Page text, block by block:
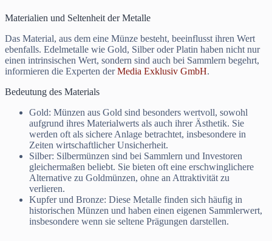
Materialien und Seltenheit der Metalle
Das Material, aus dem eine Münze besteht, beeinflusst ihren Wert
ebenfalls. Edelmetalle wie Gold, Silber oder Platin haben nicht nur
einen intrinsischen Wert, sondern sind auch bei Sammlern begehrt,
informieren die Experten derMedia Exklusiv GmbH.
Bedeutung des Materials
Gold: Münzen aus Gold sind besonders wertvoll, sowohl
aufgrund ihres Materialwerts als auch ihrer Ästhetik. Sie
werden oft als sichere Anlage betrachtet, insbesondere in
Zeiten wirtschaftlicher Unsicherheit.
Silber: Silbermünzen sind bei Sammlern und Investoren
gleichermaßen beliebt. Sie bieten oft eine erschwinglichere
Alternative zu Goldmünzen, ohne an Attraktivität zu
verlieren.
Kupfer und Bronze: Diese Metalle finden sich häufig in
historischen Münzen und haben einen eigenen Sammlerwert,
insbesondere wenn sie seltene Prägungen darstellen.